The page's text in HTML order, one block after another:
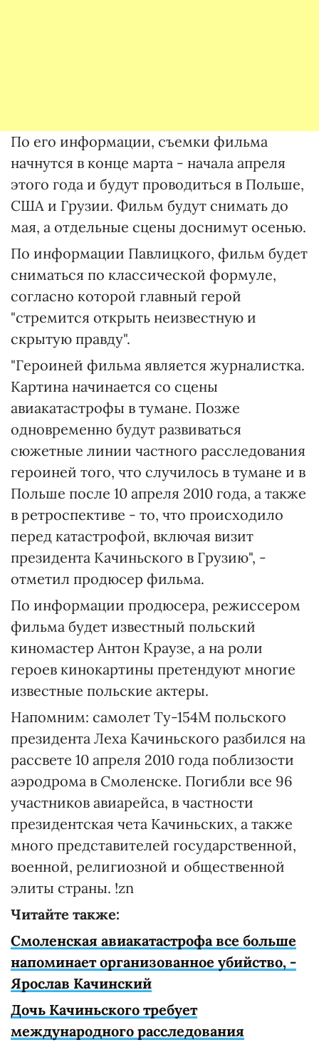
По его информации, съемки фильма
начнутся в конце марта - начала апреля
этого года и будут проводиться в Польше,
США и Грузии. Фильм будут снимать до
мая, а отдельные сцены доснимут осенью.
По информации Павлицкого, фильм будет
сниматься по классической формуле,
согласно которой главный герой
"стремится открыть неизвестную и
скрытую правду".
"Героиней фильма является журналистка.
Картина начинается со сцены
авиакатастрофы в тумане. Позже
одновременно будут развиваться
сюжетные линии частного расследования
героиней того, что случилось в тумане и в
Польше после 10 апреля 2010 года, а также
в ретроспективе - то, что происходило
перед катастрофой, включая визит
президента Качиньского в Грузию", -
отметил продюсер фильма.
По информации продюсера, режиссером
фильма будет известный польский
киномастер Антон Краузе, а на роли
героев кинокартины претендуют многие
известные польские актеры.
Напомним: самолет Ту-154М польского
президента Леха Качиньского разбился на
рассвете 10 апреля 2010 года поблизости
аэродрома в Смоленске. Погибли все 96
участников авиарейса, в частности
президентская чета Качиньских, а также
много представителей государственной,
военной, религиозной и общественной
элиты страны. !zn
Читайте также:
Смоленская авиакатастрофа все больше
напоминает организованное убийство, -
Ярослав Качинский
Дочь Качиньского требует
международного расследования